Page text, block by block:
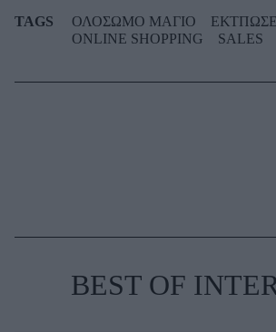
TAGS ΟΛΟΣΩΜΟ ΜΑΓΙΟ
ONLINE SHOPPING
SALES
BEST OF